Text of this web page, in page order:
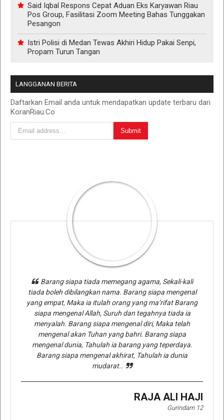
Said Iqbal Respons Cepat Aduan Eks Karyawan Riau
Pos Group, Fasilitasi Zoom Meeting Bahas Tunggakan
Pesangon
Istri Polisi di Medan Tewas Akhiri Hidup Pakai Senpi,
Propam Turun Tangan
LANGGANAN BERITA
Daftarkan Email anda untuk mendapatkan update terbaru dari
KoranRiau.Co
Barang siapa tiada memegang agama, Sekali-kali
tiada boleh dibilangkan nama. Barang siapa mengenal
yang empat, Maka ia itulah orang yang ma’rifat Barang
siapa mengenal Allah, Suruh dan tegahnya tiada ia
menyalah. Barang siapa mengenal diri, Maka telah
mengenal akan Tuhan yang bahri. Barang siapa
mengenal dunia, Tahulah ia barang yang teperdaya.
Barang siapa mengenal akhirat, Tahulah ia dunia
mudarat..
RAJA ALI HAJI
Gurindam 12